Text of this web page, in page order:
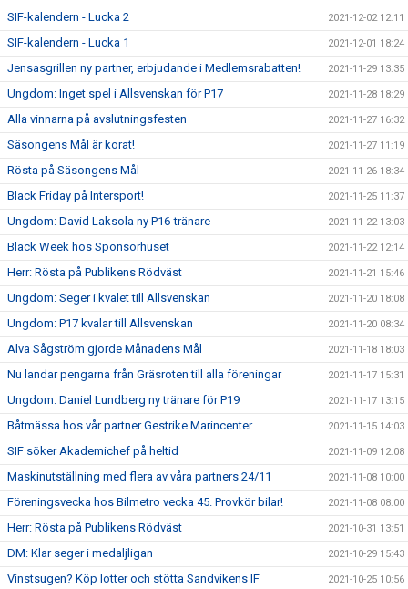
SIF-kalendern - Lucka 2 2021-12-02 12:11
SIF-kalendern - Lucka 1 2021-12-01 18:24
Jensasgrillen ny partner, erbjudande i Medlemsrabatten! 2021-11-29 13:35
Ungdom: Inget spel i Allsvenskan för P17 2021-11-28 18:29
Alla vinnarna på avslutningsfesten 2021-11-27 16:32
Säsongens Mål är korat! 2021-11-27 11:19
Rösta på Säsongens Mål 2021-11-26 18:34
Black Friday på Intersport! 2021-11-25 11:37
Ungdom: David Laksola ny P16-tränare 2021-11-22 13:03
Black Week hos Sponsorhuset 2021-11-22 12:14
Herr: Rösta på Publikens Rödväst 2021-11-21 15:46
Ungdom: Seger i kvalet till Allsvenskan 2021-11-20 18:08
Ungdom: P17 kvalar till Allsvenskan 2021-11-20 08:34
Alva Sågström gjorde Månadens Mål 2021-11-18 18:03
Nu landar pengarna från Gräsroten till alla föreningar 2021-11-17 15:31
Ungdom: Daniel Lundberg ny tränare för P19 2021-11-17 13:15
Båtmässa hos vår partner Gestrike Marincenter 2021-11-15 14:03
SIF söker Akademichef på heltid 2021-11-09 12:08
Maskinutställning med flera av våra partners 24/11 2021-11-08 10:00
Föreningsvecka hos Bilmetro vecka 45. Provkör bilar! 2021-11-08 08:00
Herr: Rösta på Publikens Rödväst 2021-10-31 13:51
DM: Klar seger i medaljligan 2021-10-29 15:43
Vinstsugen? Köp lotter och stötta Sandvikens IF 2021-10-25 10:56